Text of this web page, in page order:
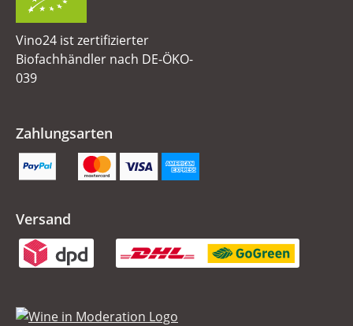
Vino24 ist zertifizierter
Biofachhändler nach DE-ÖKO-
039
Zahlungsarten
Versand